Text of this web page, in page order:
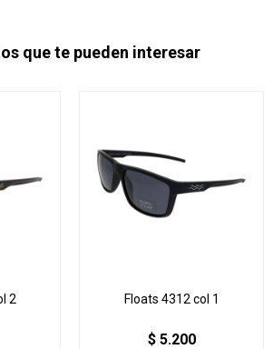
que te pueden interesar
2 Floats 4312 col 1
$ 5.200